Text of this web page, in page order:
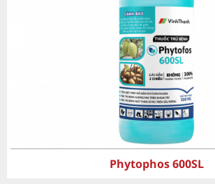
Nutri-Gold 29-10-10+